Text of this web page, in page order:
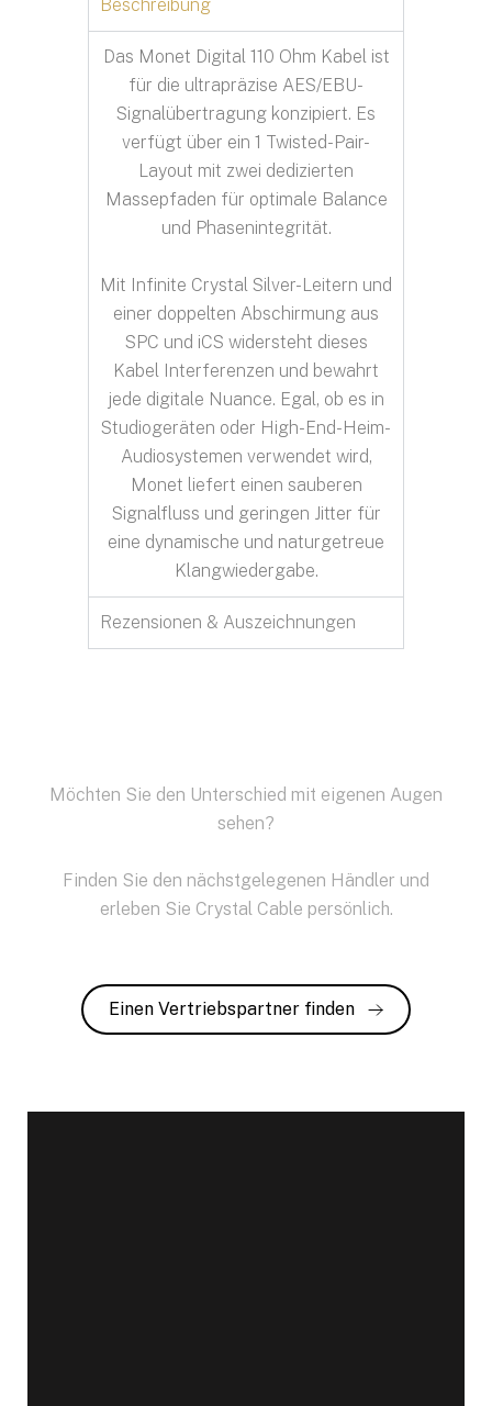
Beschreibung
Das Monet Digital 110 Ohm Kabel ist
für die ultrapräzise AES/EBU-
Signalübertragung konzipiert. Es
verfügt über ein 1 Twisted-Pair-
Layout mit zwei dedizierten
Massepfaden für optimale Balance
und Phasenintegrität.
Mit Infinite Crystal Silver-Leitern und
einer doppelten Abschirmung aus
SPC und iCS widersteht dieses
Kabel Interferenzen und bewahrt
jede digitale Nuance. Egal, ob es in
Studiogeräten oder High-End-Heim-
Audiosystemen verwendet wird,
Monet liefert einen sauberen
Signalfluss und geringen Jitter für
eine dynamische und naturgetreue
Klangwiedergabe.
Rezensionen & Auszeichnungen
Möchten Sie den Unterschied mit eigenen Augen
sehen?
Finden Sie den nächstgelegenen Händler und
erleben Sie Crystal Cable persönlich.
Einen Vertriebspartner finden